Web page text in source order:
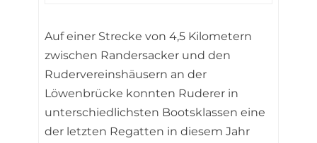
Auf einer Strecke von 4,5 Kilometern
zwischen Randersacker und den
Rudervereinshäusern an der
Löwenbrücke konnten Ruderer in
unterschiedlichsten Bootsklassen eine
der letzten Regatten in diesem Jahr